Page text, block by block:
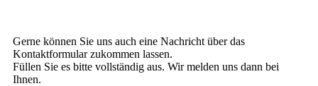
Gerne können Sie uns auch eine Nachricht über das
Kontaktformular zukommen lassen.
Füllen Sie es bitte vollständig aus. Wir melden uns dann bei
Ihnen.